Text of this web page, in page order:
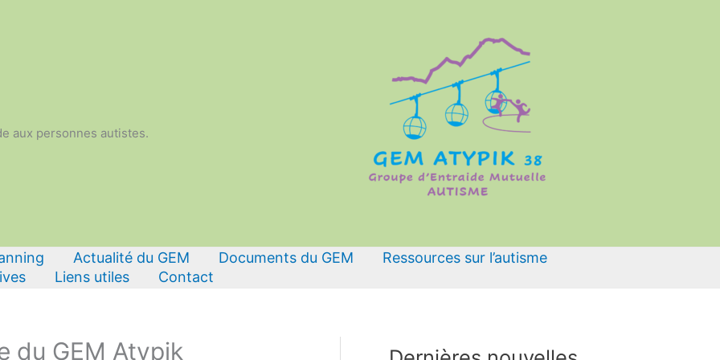
aux personnes autistes.
Actualité du GEM Documents du GEM
Ressources sur l’autisme
Liens utiles Contact
du GEM Atypik